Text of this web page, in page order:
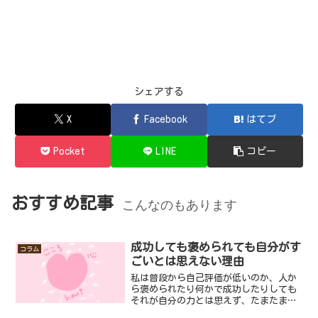
シェアする
X Facebook はてブ
Pocket LINE コピー
おすすめ記事 こんなのもあります
コラム
成功しても褒められても自分がす
ごいとは思えない理由
私は普段から自己評価が低いのか、人か
ら褒められたり何かで成功したりしても
それが自分の力とは思えず、たまたま運